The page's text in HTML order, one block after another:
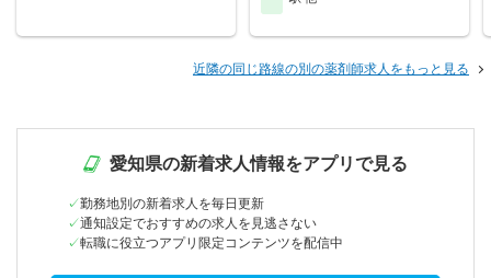
近隣の同じ路線の別の薬剤師求人をもっと見る
愛知県の新着求人情報をアプリで見る
勤務地別の新着求人を毎日更新
通知設定でおすすめの求人を見逃さない
転職に役立つアプリ限定コンテンツを配信中